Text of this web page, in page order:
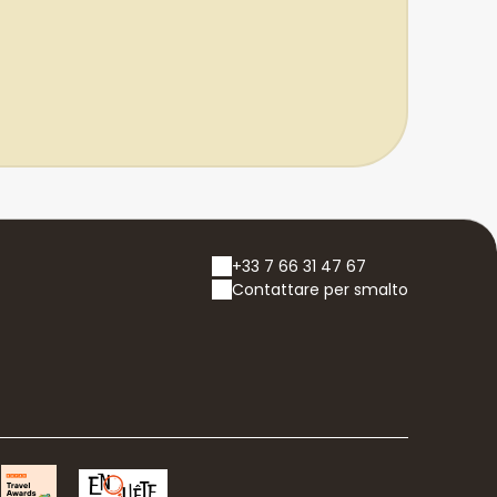
+33 7 66 31 47 67
Contattare per smalto